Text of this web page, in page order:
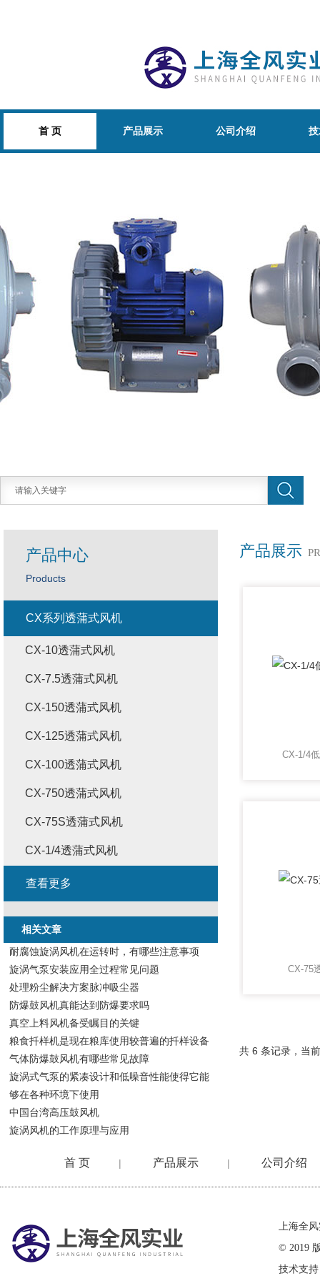
首 页 产品展示 公司介绍
产品展示
CX-1/4
CX-75
共 6 条记录，当
产品中心
Products
CX系列透蒲式风机
CX-10透蒲式风机
CX-7.5透蒲式风机
CX-150透蒲式风机
CX-125透蒲式风机
CX-100透蒲式风机
CX-750透蒲式风机
CX-75S透蒲式风机
CX-1/4透蒲式风机
查看更多
相关文章
耐腐蚀旋涡风机在运转时，有哪些注意事项
旋涡气泵安装应用全过程常见问题
处理粉尘解决方案脉冲吸尘器
防爆鼓风机真能达到防爆要求吗
真空上料风机备受瞩目的关键
粮食扦样机是现在粮库使用较普遍的扦样设备
气体防爆鼓风机有哪些常见故障
旋涡式气泵的紧凑设计和低噪音性能使得它能
够在各种环境下使用
中国台湾高压鼓风机
旋涡风机的工作原理与应用
首 页 | 产品展示 | 公司介绍
上海全
© 2019
技术支